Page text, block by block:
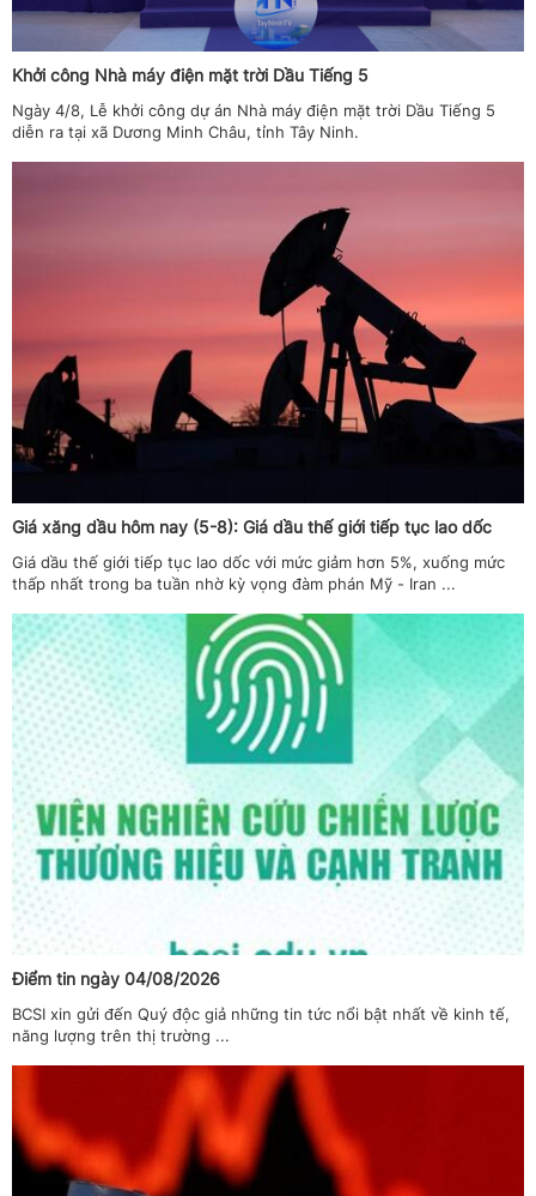
Khởi công Nhà máy điện mặt trời Dầu Tiếng 5
Ngày 4/8, Lễ khởi công dự án Nhà máy điện mặt trời Dầu Tiếng 5
diễn ra tại xã Dương Minh Châu, tỉnh Tây Ninh.
Giá xăng dầu hôm nay (5-8): Giá dầu thế giới tiếp tục lao dốc
Giá dầu thế giới tiếp tục lao dốc với mức giảm hơn 5%, xuống mức
thấp nhất trong ba tuần nhờ kỳ vọng đàm phán Mỹ - Iran ...
Điểm tin ngày 04/08/2026
BCSI xin gửi đến Quý độc giả những tin tức nổi bật nhất về kinh tế,
năng lượng trên thị trường ...